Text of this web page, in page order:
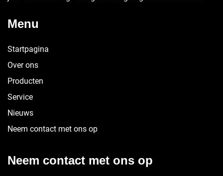
Menu
Startpagina
Over ons
Producten
Service
Nieuws
Neem contact met ons op
Neem contact met ons op